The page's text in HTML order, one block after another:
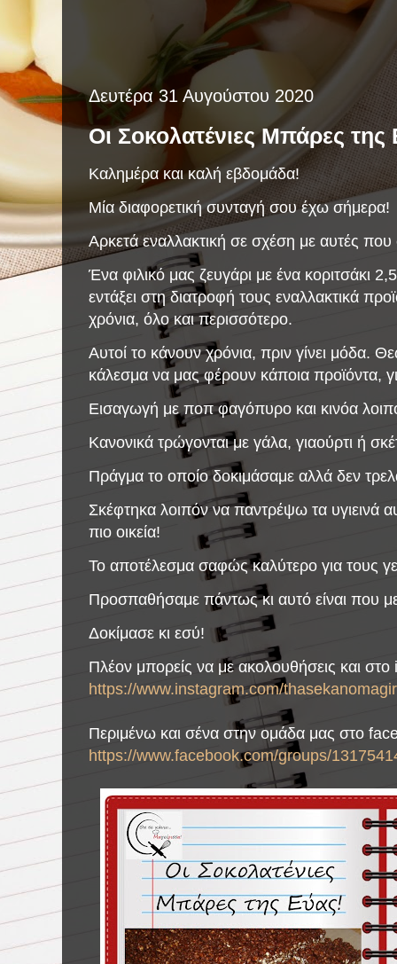
Δευτέρα 31 Αυγούστου 2020
Οι Σοκολατένιες Μπάρες της
Καλημέρα και καλή εβδομάδα!
Μία διαφορετική συνταγή σου έχω σήμερα!
Αρκετά εναλλακτική σε σχέση με αυτές
Ένα φιλικό μας ζευγάρι με ένα κοριτσάκι
εντάξει στη διατροφή τους εναλλακτικά
χρόνια, όλο και περισσότερο.
Αυτοί το κάνουν χρόνια, πριν γίνει μόδα.
κάλεσμα να μας φέρουν κάποια προϊόντα,
Εισαγωγή με ποπ φαγόπυρο και κινόα
Κανονικά τρώγονται με γάλα, γιαούρτι ή
Πράγμα το οποίο δοκιμάσαμε αλλά δεν
Σκέφτηκα λοιπόν να παντρέψω τα υγιεινά
πιο οικεία!
Το αποτέλεσμα σαφώς καλύτερο για τους
Προσπαθήσαμε πάντως κι αυτό είναι που
Δοκίμασε κι εσύ!
Πλέον μπορείς να με ακολουθήσεις και
https://www.instagram.com/
Περιμένω και σένα στην ομάδα μας στο
https://www.facebook.com/groups/